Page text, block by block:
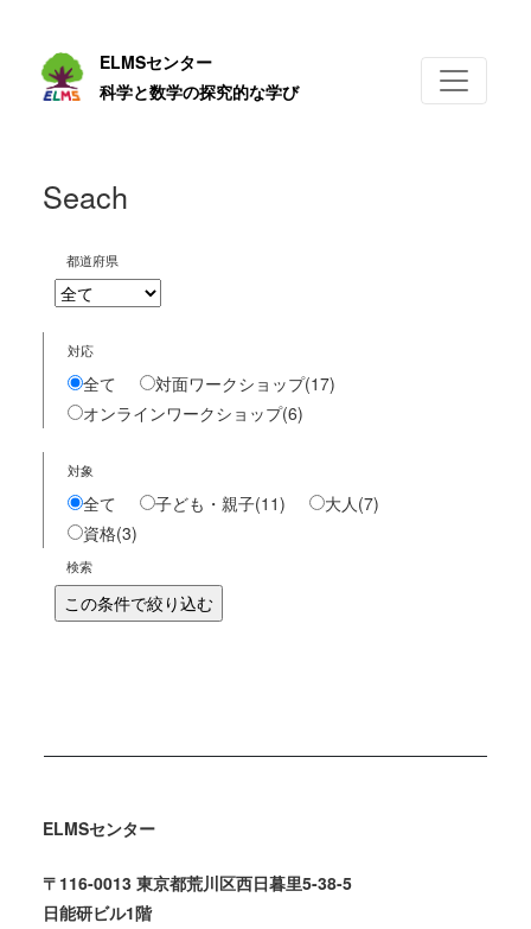
ELMSセンター
科学と数学の探究的な学び
Seach
都道府県
対応
全て 対面ワークショップ(17)
オンラインワークショップ(6)
対象
全て 子ども・親子(11) 大人(7)
資格(3)
検索
ELMSセンター
〒116-0013 東京都荒川区西日暮里5-38-5
日能研ビル1階